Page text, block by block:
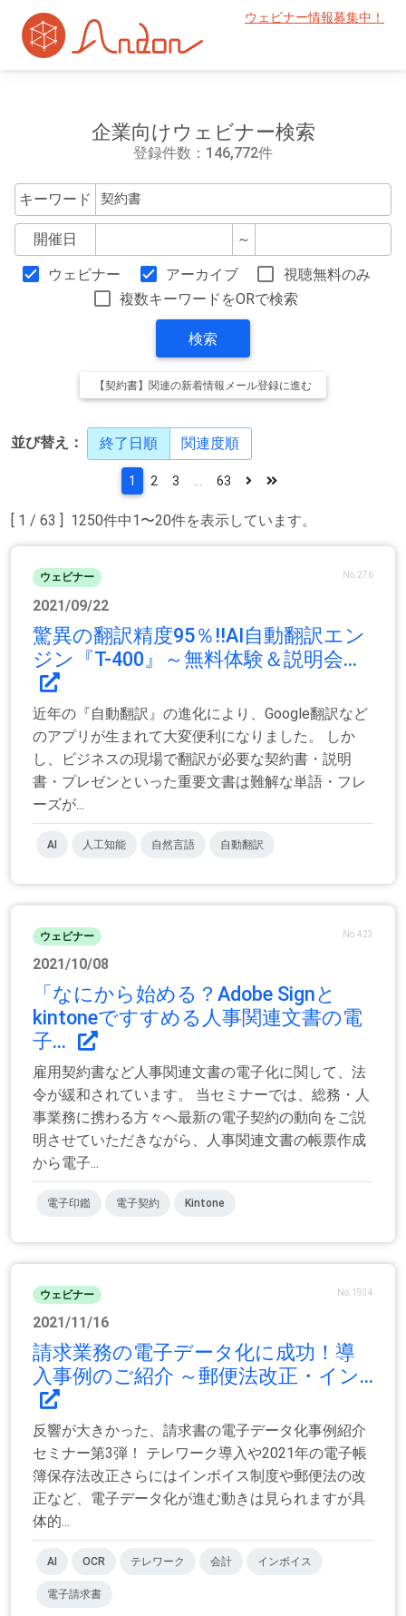
ウェビナー情報募集中！
企業向けウェビナー検索
登録件数：146,772件
キーワード
開催日 ～
ウェビナー アーカイブ
視聴無料のみ
複数キーワードをORで検索
検索
【契約書】関連の新着情報メール登録に進む
並び替え： 終了日順 関連度順
[ 1 / 63 ] 1250件中1〜20件を表示しています。
1 2 3 63
ウェビナー No.276
2021/09/22
驚異の翻訳精度95％!!AI自動翻訳エン
ジン『T-400』～無料体験＆説明会...
近年の『自動翻訳』の進化により、Google翻訳など
のアプリが生まれて大変便利になりました。 しか
し、ビジネスの現場で翻訳が必要な契約書・説明
書・プレゼンといった重要文書は難解な単語・フレ
ーズが...
AI 人工知能 自然言語 自動翻訳
ウェビナー No.423
2021/10/08
「なにから始める？Adobe Signと
kintoneですすめる人事関連文書の電
子...
雇用契約書など人事関連文書の電子化に関して、法
令が緩和されています。 当セミナーでは、総務・人
事業務に携わる方々へ最新の電子契約の動向をご説
明させていただきながら、人事関連文書の帳票作成
から電子...
電子印鑑 電子契約 Kintone
ウェビナー No.1934
2021/11/16
請求業務の電子データ化に成功！導
入事例のご紹介 ～郵便法改正・イン...
反響が大きかった、請求書の電子データ化事例紹介
セミナー第3弾！ テレワーク導入や2021年の電子帳
簿保存法改正さらにはインボイス制度や郵便法の改
正など、電子データ化が進む動きは見られますが具
体的...
AI OCR テレワーク 会計 インボイス
電子請求書